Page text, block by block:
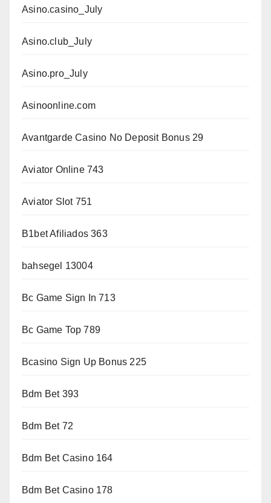
Asino.casino_July
Asino.club_July
Asino.pro_July
Asinoonline.com
Avantgarde Casino No Deposit Bonus 29
Aviator Online 743
Aviator Slot 751
B1bet Afiliados 363
bahsegel 13004
Bc Game Sign In 713
Bc Game Top 789
Bcasino Sign Up Bonus 225
Bdm Bet 393
Bdm Bet 72
Bdm Bet Casino 164
Bdm Bet Casino 178